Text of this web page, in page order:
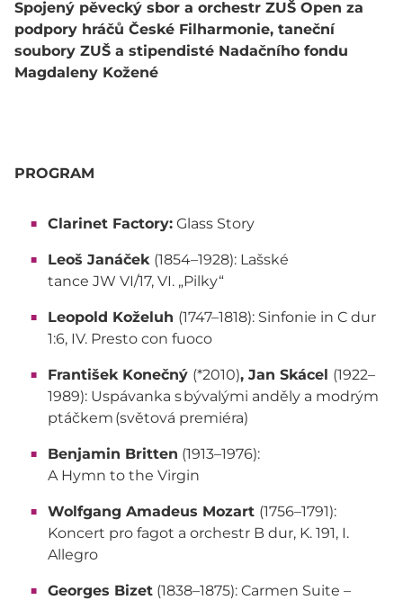
Spojený pěvecký sbor a orchestr ZUŠ Open za
podpory hráčů České Filharmonie, taneční
soubory ZUŠ a stipendisté Nadačního fondu
Magdaleny Kožené
PROGRAM
Clarinet Factory:Glass Story
Leoš Janáček (1854–1928): Lašské
tance JW VI/17, VI. „Pilky“
Leopold Koželuh (1747–1818): Sinfonie in C dur
1:6, IV. Presto con fuoco
František Konečný (*2010), Jan Skácel (1922–
1989): Uspávanka s bývalými anděly a modrým
ptáčkem (světová premiéra)
Benjamin Britten (1913–1976):
A Hymn to the Virgin
Wolfgang Amadeus Mozart (1756–1791):
Koncert pro fagot a orchestr B dur, K. 191, I.
Allegro
Georges Bizet(1838–1875): Carmen Suite –